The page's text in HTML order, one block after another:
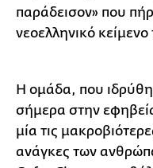
παράδεισον» που
νεοελληνικό
Η ομάδα, που
σήμερα στην
μία τις
ανάγκες των